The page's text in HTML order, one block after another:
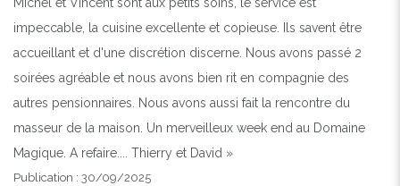
impeccable, la cuisine excellente et copieuse. Ils savent être
accueillant et d'une discrétion discerne. Nous avons passé 2
soirées agréable et nous avons bien rit en compagnie des
autres pensionnaires. Nous avons aussi fait la rencontre du
masseur de la maison. Un merveilleux week end au Domaine
Magique. A refaire.... Thierry et David »
Publication : 30/09/2025